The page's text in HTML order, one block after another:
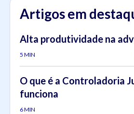
Artigos em
Alta produtividade na
5 MIN
O que é a Controladoria
funciona
6 MIN